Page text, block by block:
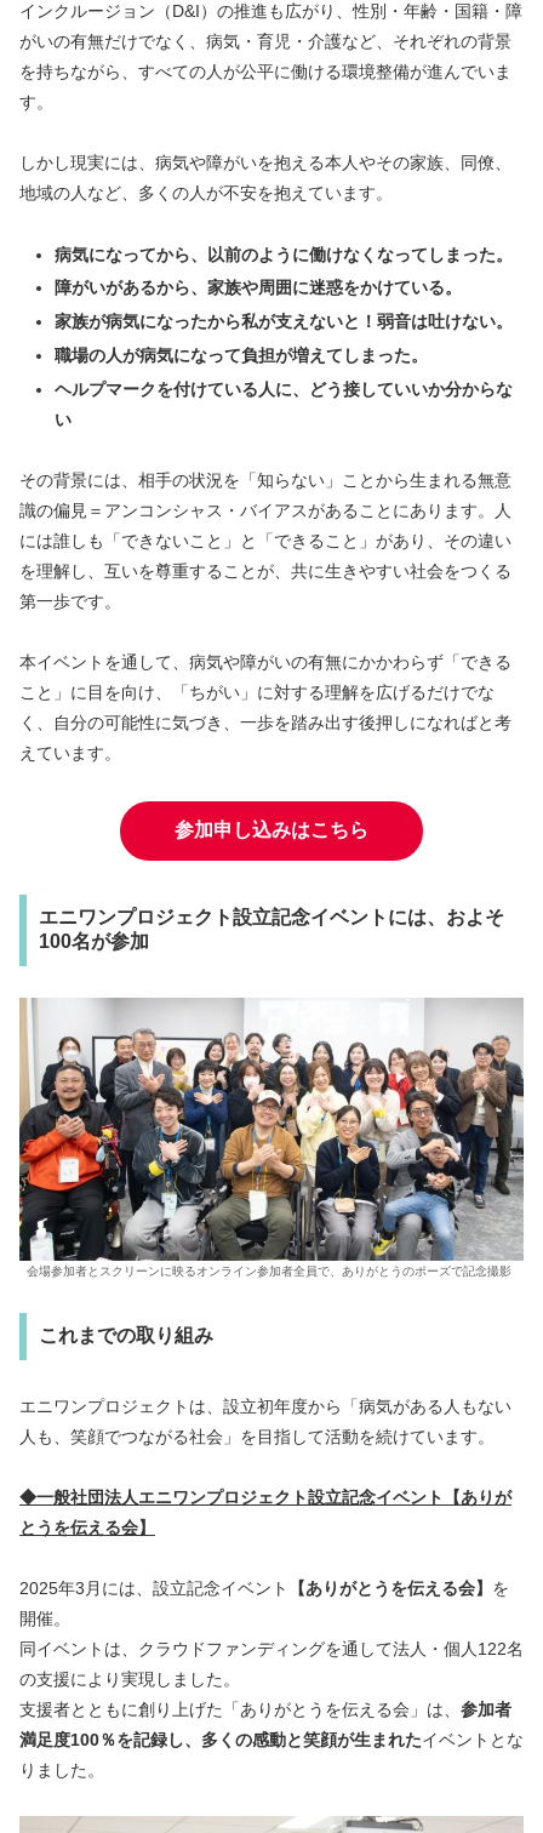
インクルージョン（D&I）の推進も広がり、性別・年齢・国籍・障
がいの有無だけでなく、病気・育児・介護など、それぞれの背景
を持ちながら、すべての人が公平に働ける環境整備が進んでいま
す。
しかし現実には、病気や障がいを抱える本人やその家族、同僚、
地域の人など、多くの人が不安を抱えています。
病気になってから、以前のように働けなくなってしまった。
障がいがあるから、家族や周囲に迷惑をかけている。
家族が病気になったから私が支えないと！弱音は吐けない。
職場の人が病気になって負担が増えてしまった。
ヘルプマークを付けている人に、どう接していいか分からな
い
その背景には、相手の状況を「知らない」ことから生まれる無意
識の偏見＝アンコンシャス・バイアスがあることにあります。人
には誰しも「できないこと」と「できること」があり、その違い
を理解し、互いを尊重することが、共に生きやすい社会をつくる
第一歩です。
本イベントを通して、病気や障がいの有無にかかわらず「できる
こと」に目を向け、「ちがい」に対する理解を広げるだけでな
く、自分の可能性に気づき、一歩を踏み出す後押しになればと考
えています。
参加申し込みはこちら
エニワンプロジェクト設立記念イベントには、およそ
100名が参加
会場参加者とスクリーンに映るオンライン参加者全員で、ありがとうのポーズで記念撮影
これまでの取り組み
エニワンプロジェクトは、設立初年度から「病気がある人もない
人も、笑顔でつながる社会」を目指して活動を続けています。
◆一般社団法人エニワンプロジェクト設立記念イベント【ありが
とうを伝える会】
2025年3月には、設立記念イベント 【ありがとうを伝える会】 を
開催。
同イベントは、クラウドファンディングを通して法人・個人122名
の支援により実現しました。
支援者とともに創り上げた「ありがとうを伝える会」は、 参加者
満足度100％を記録し、多くの感動と笑顔が生まれたイベントとな
りました。